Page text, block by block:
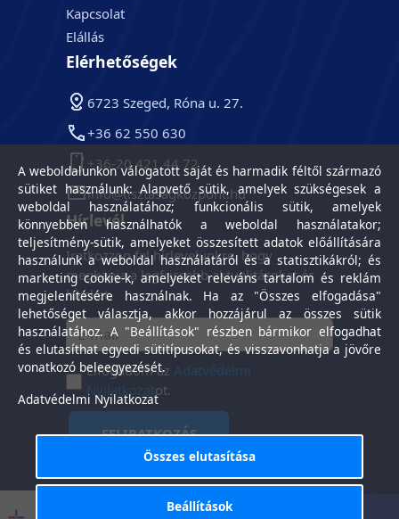
Kapcsolat
Elállás
Elérhetőségek
6723 Szeged, Róna u. 27.
+36 62 550 630
+36-20 421 44 72
info@tisztasagkozpont.hu
Hírlevél
Iratkozzon fel hírlevelünkre, hogy
megkapja a legfrissebb aktualitásokat és
híreket.
Elfogadom azAdatvédelmi
Nyilatkozatot.
FELIRATKOZÁS
A weboldalunkon válogatott saját és harmadik féltől származó
sütiket használunk: Alapvető sütik, amelyek szükségesek a
weboldal használatához; funkcionális sütik, amelyek
könnyebben használhatók a weboldal használatakor;
teljesítmény-sütik, amelyeket összesített adatok előállítására
használunk a weboldal használatáról és a statisztikákról; és
marketing cookie-k, amelyeket releváns tartalom és reklám
megjelenítésére használnak. Ha az "Összes elfogadása"
lehetőséget választja, akkor hozzájárul az összes sütik
használatához. A "Beállítások" részben bármikor elfogadhat
és elutasíthat egyedi sütitípusokat, és visszavonhatja a jövőre
vonatkozó beleegyezését.
Adatvédelmi Nyilatkozat
Összes elutasítása
Beállítások